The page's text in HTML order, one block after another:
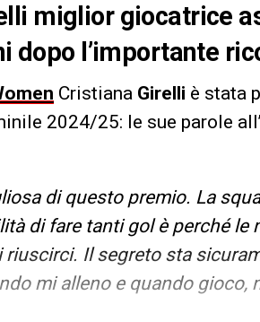
miglior giocatrice
dopo l’importante
Cristiana Girelli è stata
2024/25: le sue parole
di questo premio. La
di fare tanti gol è perché le
Il segreto sta
mi alleno e quando gioco,